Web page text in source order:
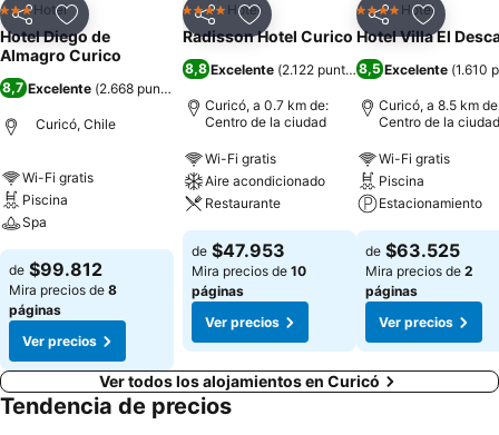
CompartirAgregar a favoritos
3 Estrellas
Hotel
Hotel Diego de
Almagro Curico
8,7 Excelente (2.668 puntuaciones
Curicó, Chile
Wi-Fi gratis
Piscina
Spa
de $99.812
Mira precios de 8
páginas
Ver precios
CompartirAgregar a favoritos
4 EstrellasHotel
Radisson Hotel Curico
8,8 Excelente (2.122 puntuaciones)
Curicó, a 0.7 km de:
Centro de la ciudad
Wi-Fi gratis
Aire acondicionado
Restaurante
de $47.953
Mira precios de 10
páginas
Ver precios
CompartirAgregar
4 EstrellasHotel
Hotel Villa El
8,5 Excelente (1.610
Curicó, a 8.5 km
Centro de la ciudad
Wi-Fi gratis
Piscina
Estacionamiento
de $63.525
Mira precios de 2
páginas
Ver precios
Ver todos los alojamientos en Curicó
Tendencia de precios